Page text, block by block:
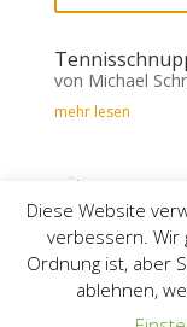
von Michael
mehr lesen
« Ältere Einträge
Intern
Diese Website
verbessern. Wir
Ordnung ist, aber
ablehnen,